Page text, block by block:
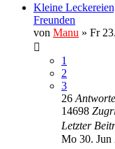
Kleine
Freunden
von Manu » Fr
1
2
3
26
14698
Letzter
Mo 30. Jun